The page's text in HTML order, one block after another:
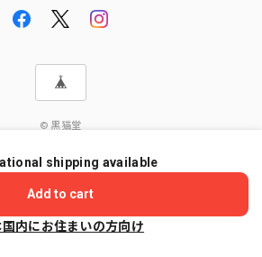
© 黒猫堂
shipping available
Add to cart
国内にお住まいの方向け
ショップに質問する